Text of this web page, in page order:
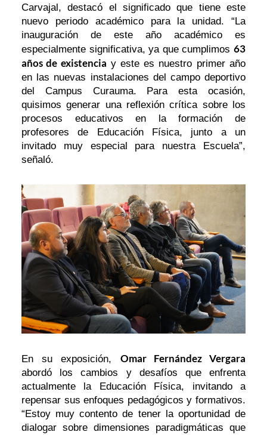
Carvajal, destacó el significado que tiene este
nuevo periodo académico para la unidad. “La
inauguración de este año académico es
especialmente significativa, ya que cumplimos 63
años de existencia y este es nuestro primer año
en las nuevas instalaciones del campo deportivo
del Campus Curauma. Para esta ocasión,
quisimos generar una reflexión crítica sobre los
procesos educativos en la formación de
profesores de Educación Física, junto a un
invitado muy especial para nuestra Escuela”,
señaló.
En su exposición, Omar Fernández Vergara
abordó los cambios y desafíos que enfrenta
actualmente la Educación Física, invitando a
repensar sus enfoques pedagógicos y formativos.
“Estoy muy contento de tener la oportunidad de
dialogar sobre dimensiones paradigmáticas que